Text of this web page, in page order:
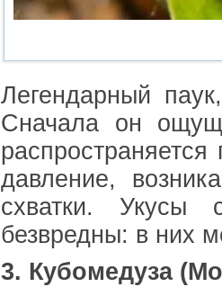
Легендарный
Сначала он
давление,
схватки. Укусы
безвредны: в них
3. Кубомедуза